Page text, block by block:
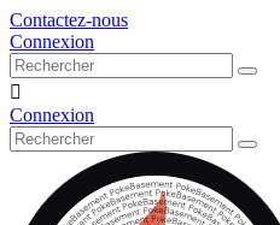
Contactez-nous
Connexion

Connexion